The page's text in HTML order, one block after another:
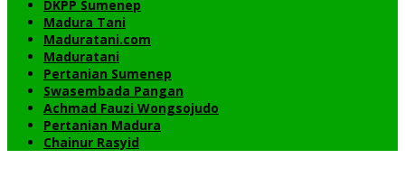
DKPP Sumenep
Madura Tani
Maduratani.com
Maduratani
Pertanian Sumenep
Swasembada Pangan
Achmad Fauzi Wongsojudo
Pertanian Madura
Chainur Rasyid